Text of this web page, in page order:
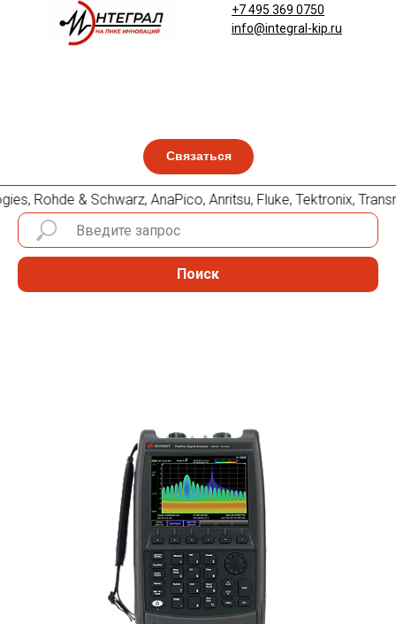
Связаться
+7 495 369 0750
info@integral-kip.ru
Rohde & Schwarz, AnaPico, Anritsu, Fluke, Tektronix,
Поиск